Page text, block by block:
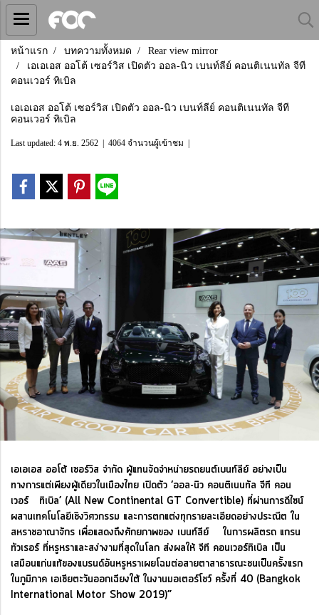
หน้าแรก บทความทั้งหมด
Rear view mirror
เอเอเอส ออโต้ เซอร์วิส เปิดตัว ออล-นิว เบนท์ลีย์ คอนติเนนทัล จีที
คอนเวอร์ ทิเบิล
เอเอเอส ออโต้ เซอร์วิส เปิดตัว ออล-นิว เบนท์ลีย์ คอนติเนนทัล จีที
คอนเวอร์ ทิเบิล
Last updated: 4 พ.ย. 2562 4064 จำนวนผู้เข้าชม
เอเอเอส ออโต้ เซอร์วิส จำกัด ผู้แทนจัดจำหน่ายรถยนต์เบนท์ลีย์ อย่างเป็น
ทางการแต่เพียงผู้เดียวในเมืองไทย เปิดตัว ‘ออล-นิว คอนติเนนทัล จีที คอน
เวอร์ ทิเบิล’ (All New Continental GT Convertible) ที่ผ่านการดีไซน์
ผสานเทคโนโลยีเชิงวิศวกรรม และการตกแต่งทุกรายละเอียดอย่างประณีต ใน
สหราชอาณาจักร เพื่อแสดงถึงศักยภาพของ เบนท์ลีย์ ในการผลิตรถ แกรน
ทัวเรอร์ ที่หรูหราและสง่างามที่สุดในโลก ส่งผลให้ จีที คอนเวอร์ทิเบิล เป็น
เสมือนแก่นแท้ของแบรนด์อันหรูหราเผยโฉมต่อสายตาสาธารณะชนเป็นครั้งแรก
ในภูมิภาค เอเชียตะวันออกเฉียงใต้ ในงานมอเตอร์โชว์ ครั้งที่ 40 (Bangkok
International Motor Show 2019)”